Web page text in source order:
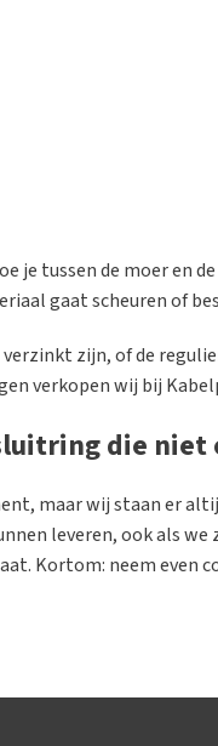
je tussen de moer en
gaat scheuren of
zijn, of de
verkopen wij bij
die
maar wij staan er
leveren, ook als
Kortom: neem even